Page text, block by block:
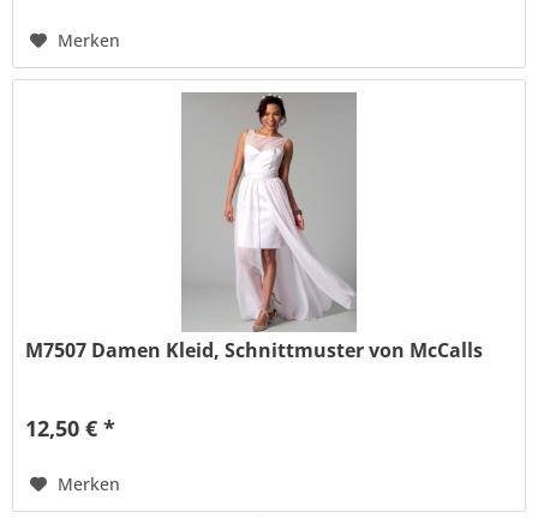
Merken
M7507 Damen Kleid, Schnittmuster von McCalls
12,50 € *
Merken